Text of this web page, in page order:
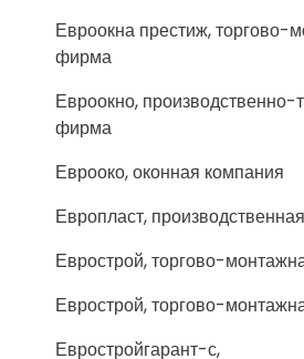
Евроокна престиж, торгово-
фирма
Евроокно, производственно-
фирма
Еврооко, оконная компания
Европласт,
Еврострой, торгово-
Еврострой, торгово-
Евростройгарант-с,